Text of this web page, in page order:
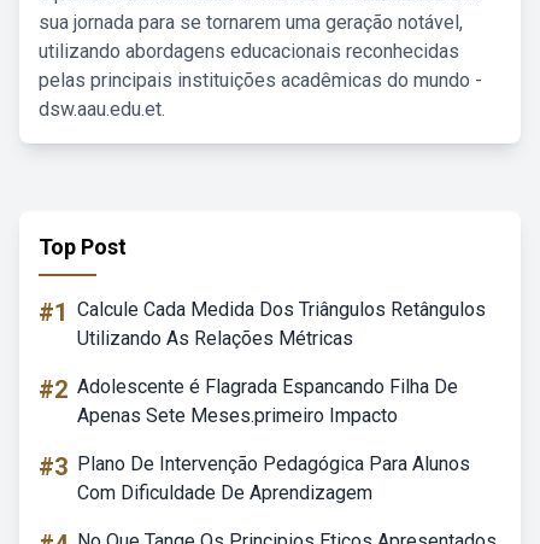
sua jornada para se tornarem uma geração notável,
utilizando abordagens educacionais reconhecidas
pelas principais instituições acadêmicas do mundo -
dsw.aau.edu.et.
Top Post
#1 Calcule Cada Medida Dos Triângulos Retângulos
Utilizando As Relações Métricas
#2 Adolescente é Flagrada Espancando Filha De
Apenas Sete Meses.primeiro Impacto
#3 Plano De Intervenção Pedagógica Para Alunos
Com Dificuldade De Aprendizagem